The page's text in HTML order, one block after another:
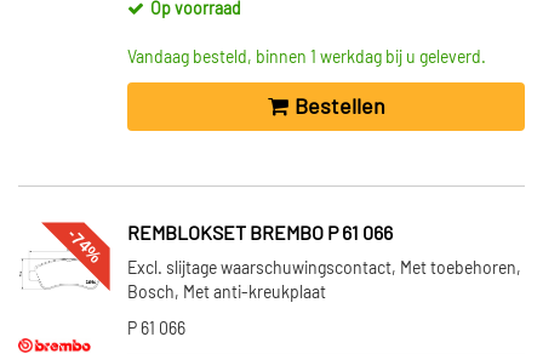
Op voorraad
Vandaag besteld, binnen 1 werkdag bij u geleverd.
Bestellen
-74% REMBLOKSET BREMBO P 61 066
Excl. slijtage waarschuwingscontact, Met toebehoren,
Bosch, Met anti-kreukplaat
P 61 066